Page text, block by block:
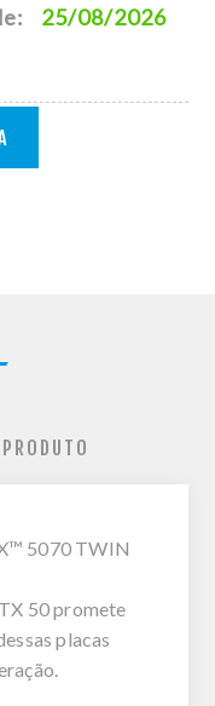
25/08/2026
5070 TWIN
50 promete
placas